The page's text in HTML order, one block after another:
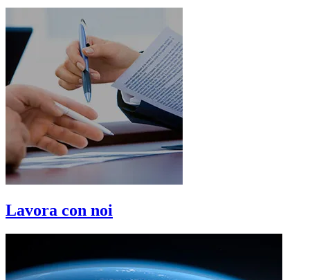
Lavora con noi